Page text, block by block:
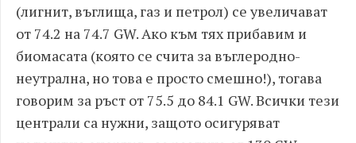
(лигнит, въглища, газ и петрол) се увеличават
от 74.2 на 74.7 GW. Ако към тях прибавим и
биомасата (която се счита за въглеродно-
неутрална, но това е просто смешно!), тогава
говорим за ръст от 75.5 до 84.1 GW. Всички тези
централи са нужни, защото осигуряват